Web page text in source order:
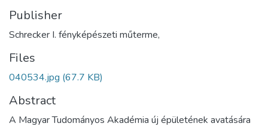
Publisher
Schrecker I. fényképészeti műterme,
Files
040534.jpg (67.7 KB)
Abstract
A Magyar Tudományos Akadémia új épületének avatására